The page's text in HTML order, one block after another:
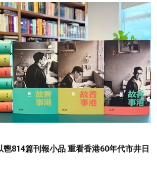
鬯814篇刊報小品 重看香港60年代市井日